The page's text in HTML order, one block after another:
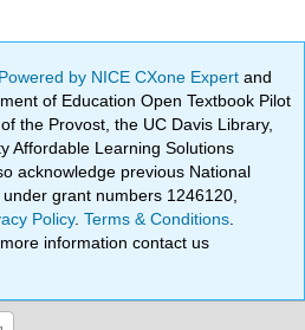
Powered by NICE CXone Expertand
of Education Open Textbook Pilot
the Provost, the UC Davis Library,
Affordable Learning Solutions
acknowledge previous National
grant numbers 1246120,
Policy.Terms & Conditions
more information contact us